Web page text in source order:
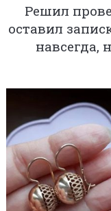
Решил
оставил
навсегда,